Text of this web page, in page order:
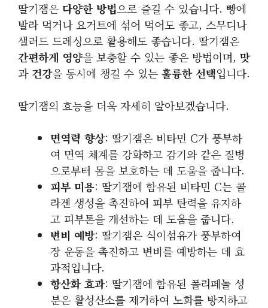
딸기잼은 다양한 방법으로 즐길 수 있습니다. 빵에
발라 먹거나 요거트에 섞어 먹어도 좋고, 스무디나
샐러드 드레싱으로 활용해도 좋습니다. 딸기잼은
간편하게 영양을 보충할 수 있는 좋은 방법이며, 맛
과 건강을 동시에 챙길 수 있는 훌륭한 선택입니다.
딸기잼의 효능을 더욱 자세히 알아보겠습니다.
면역력 향상: 딸기잼은 비타민 C가 풍부하
여 면역 체계를 강화하고 감기와 같은 질병
으로부터 몸을 보호하는 데 도움을 줍니다.
피부 미용: 딸기잼에 함유된 비타민 C는 콜
라겐 생성을 촉진하여 피부 탄력을 유지하
고 피부톤을 개선하는 데 도움을 줍니다.
변비 예방: 딸기잼은 식이섬유가 풍부하여
장 운동을 촉진하고 변비를 예방하는 데 효
과적입니다.
항산화 효과: 딸기잼에 함유된 폴리페놀 성
분은 활성산소를 제거하여 노화를 방지하고